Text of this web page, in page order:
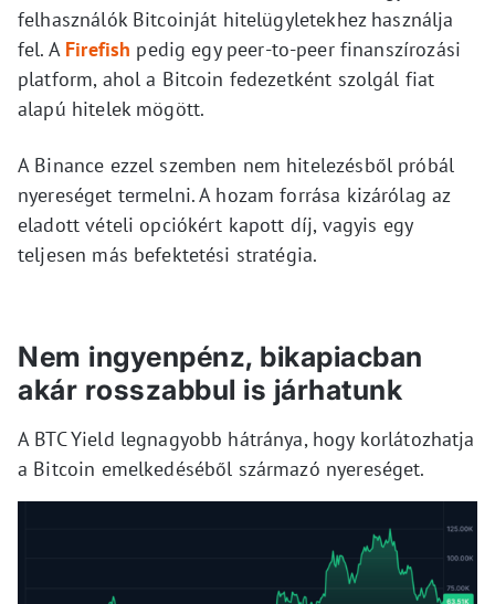
felhasználók Bitcoinját hitelügyletekhez használja
fel. A Firefish pedig egy peer-to-peer finanszírozási
platform, ahol a Bitcoin fedezetként szolgál fiat
alapú hitelek mögött.
A Binance ezzel szemben nem hitelezésből próbál
nyereséget termelni. A hozam forrása kizárólag az
eladott vételi opciókért kapott díj, vagyis egy
teljesen más befektetési stratégia.
Nem ingyenpénz, bikapiacban
akár rosszabbul is járhatunk
A BTC Yield legnagyobb hátránya, hogy korlátozhatja
a Bitcoin emelkedéséből származó nyereséget.